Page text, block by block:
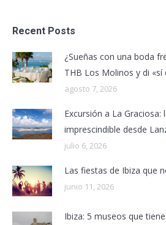
Recent Posts
¿Sueñas con una boda
THB Los Molinos y di «sí
agosto 7, 2026
Excursión a La Graciosa:
imprescindible desde
julio 6, 2026
Las fiestas de Ibiza que
junio 11, 2026
Ibiza: 5 museos que